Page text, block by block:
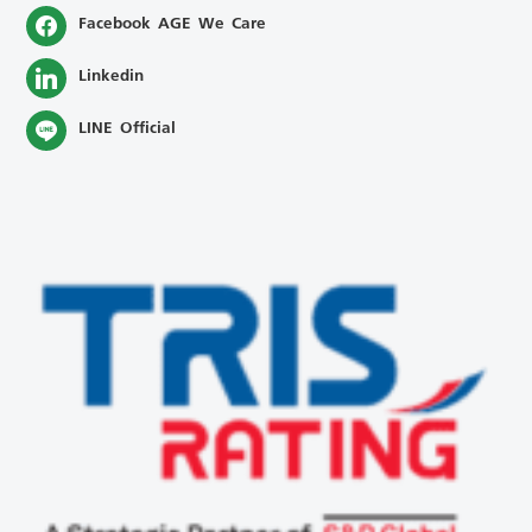
Facebook AGE We Care
Linkedin
LINE Official